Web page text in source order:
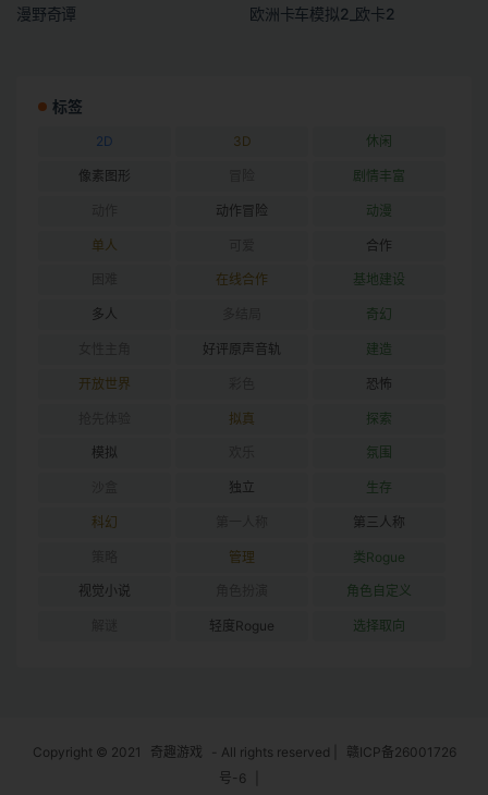
漫野奇谭 欧洲卡车模拟2_欧卡2
标签
2D 3D 休闲
像素图形 剧情丰富
动作冒险 动漫
单人 合作
在线合作 基地建设
多人 奇幻
好评原声音轨 建造
开放世界 恐怖
拟真 探索
模拟 氛围
独立 生存
科幻 第三人称
管理 类Rogue
视觉小说 角色自定义
轻度Rogue 选择取向
Copyright © 2021 奇趣游戏 - All rights reserved
赣ICP备26001726
号-6